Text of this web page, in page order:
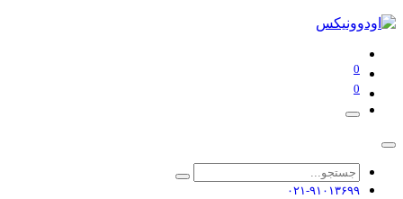
0
0
۰۲۱-۹۱۰۱۳۶۹۹